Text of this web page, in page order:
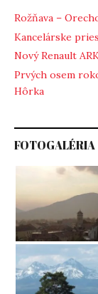
Rožňava –
Kancelárske
Nový Renault
Prvých osem
Hôrka
FOTOGALÉRIA